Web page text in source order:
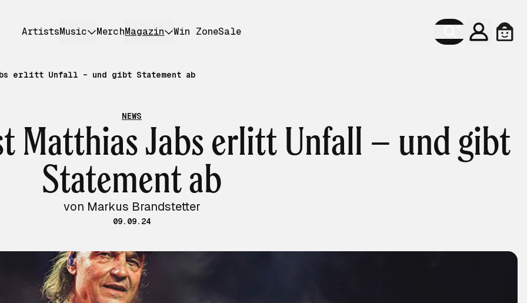
ArtistsMusic MerchMagazin Win ZoneSale
Konto
erlitt Unfall – und gibt Statement ab
NEWS
Matthias Jabs erlitt Unfall – und gibt
Statement ab
von Markus Brandstetter
09.09.24